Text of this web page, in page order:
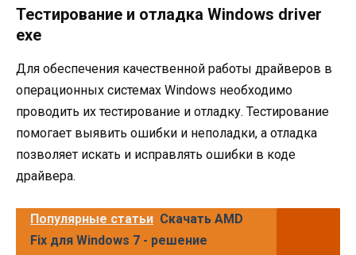
Тестирование и отладка Windows driver
exe
Для обеспечения качественной работы драйверов в
операционных системах Windows необходимо
проводить их тестирование и отладку. Тестирование
помогает выявить ошибки и неполадки, а отладка
позволяет искать и исправлять ошибки в коде
драйвера.
Популярные статьи Скачать AMD
Fix для Windows 7 - решение